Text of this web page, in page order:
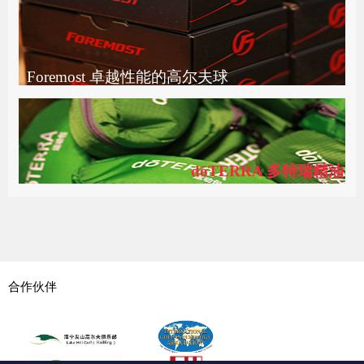
Foremost 卓越性能的高尔夫球
dōTERRA 多特瑞精油
合作伙伴